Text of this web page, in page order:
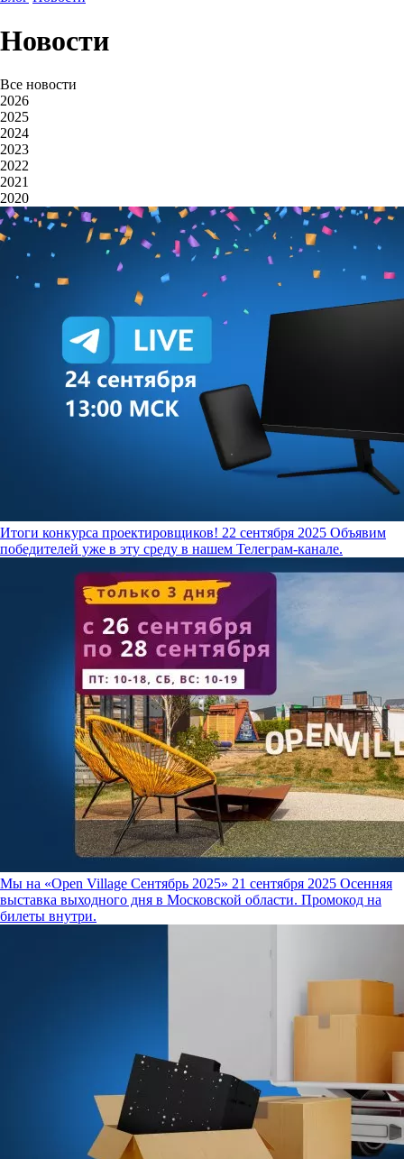
Новости
Все новости
2026
2025
2024
2023
2022
2021
2020
Итоги конкурса проектировщиков! 22 сентября 2025 Объявим
победителей уже в эту среду в нашем Телеграм-канале.
Мы на «Open Village Сентябрь 2025» 21 сентября 2025 Осенняя
выставка выходного дня в Московской области. Промокод на
билеты внутри.